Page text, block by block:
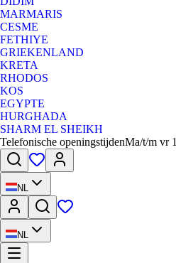
MARMARIS
CESME
FETHIYE
GRIEKENLAND
KRETA
RHODOS
KOS
EGYPTE
HURGHADA
SHARM EL SHEIKH
Telefonische openingstijdenMa/t/m vr
NL
NL